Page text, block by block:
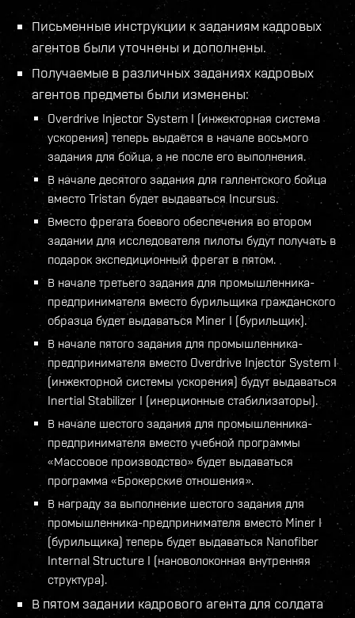
Письменные инструкции к заданиям кадровых
агентов были уточнены и дополнены.
Получаемые в различных заданиях кадровых
агентов предметы были изменены:
Overdrive Injector System I (инжекторная система
ускорения) теперь выдаётся в начале восьмого
задания для бойца, а не после его выполнения.
В начале десятого задания для галлентского бойца
вместо Tristan будет выдаваться Incursus.
Вместо фрегата боевого обеспечения во втором
задании для исследователя пилоты будут получать в
подарок экспедиционный фрегат в пятом.
В начале третьего задания для промышленника-
предпринимателя вместо бурильщика гражданского
образца будет выдаваться Miner I (бурильщик).
В начале пятого задания для промышленника-
предпринимателя вместо Overdrive Injector System I
(инжекторной системы ускорения) будут выдаваться
Inertial Stabilizer I (инерционные стабилизаторы).
В начале шестого задания для промышленника-
предпринимателя вместо учебной программы
«Массовое производство» будет выдаваться
программа «Брокерские отношения».
В награду за выполнение шестого задания для
промышленника-предпринимателя вместо Miner I
(бурильщика) теперь будет выдаваться Nanofiber
Internal Structure I (нановолоконная внутренняя
структура).
В пятом задании кадрового агента для солдата